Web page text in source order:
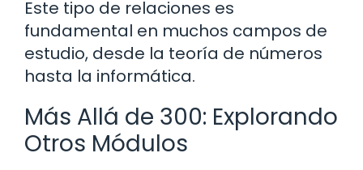
Este tipo de relaciones es
fundamental en muchos campos de
estudio, desde la teoría de números
hasta la informática.
Más Allá de 300: Explorando
Otros Módulos